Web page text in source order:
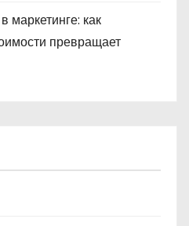
маркетинге: как
превращает